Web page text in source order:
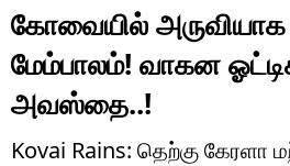
உலகம்
விளையாட்டு
பொழுதுபோக்கு
கோவையில் அருவியாக
மேம்பாலம்! வாகன
அவஸ்தை..!
Kovai Rains: தெற்கு கேரளா